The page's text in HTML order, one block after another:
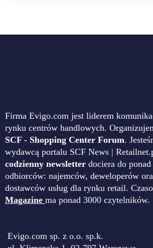
Firma Evigo.com jest liderem
rynku centrów handlowych.
SCF - Shopping Center Forum.
wydawcą portalu SCF News |
codzienny newsletter dociera do
odbiorców: najemców, deweloperów
dostawców usług dla rynku retail.
Magazine ma ponad 3000 czytelników.
Evigo.com sp. z o.o. sp.k.